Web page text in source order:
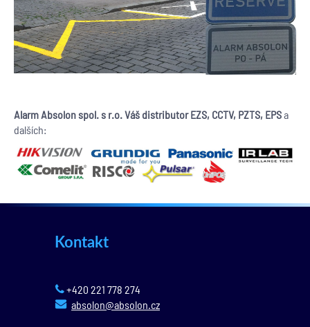
Alarm Absolon spol. s r.o. Váš distributor EZS, CCTV, PZTS, EPSa
dalších:
Kontakt
+420 221 778 274
absolon@absolon.cz